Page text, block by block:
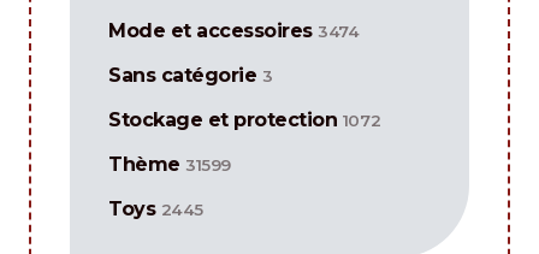
Mode et accessoires 3474
Sans catégorie 3
Stockage et protection 1072
Thème 31599
Toys 2445